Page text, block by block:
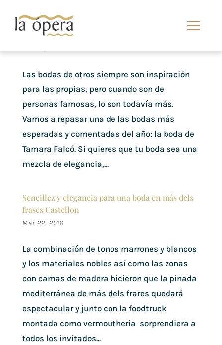
Elegancia y Tradición: La Boda de Tamara Falcó
Las bodas de otros siempre son inspiración
para las propias, pero cuando son de
personas famosas, lo son todavía más.
Vamos a repasar una de las bodas más
esperadas y comentadas del año: la boda de
Tamara Falcó. Si quieres que tu boda sea una
mezcla de elegancia,...
Sencillez y elegancia para una boda en más dels
frases Castellon
Mar 22, 2016
La combinación de tonos marrones y blancos
y los materiales nobles así como las zonas
con camas de madera hicieron que la pinada
mediterránea de más dels frares quedará
espectacular y junto con la foodtruck
montada como vermoutheria sorprendiera a
todos los invitados...